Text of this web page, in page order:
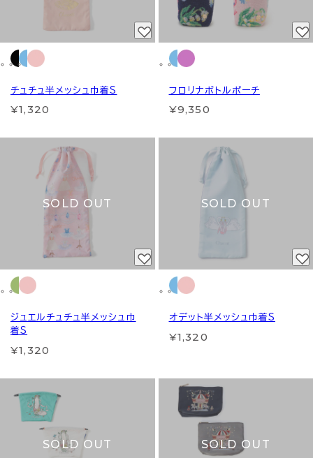
チュチュ半メッシュ巾着S
¥1,320
フロリナボトルポーチ
¥9,350
SOLD OUT
ジュエルチュチュ半メッシュ巾
着S
¥1,320
SOLD OUT
オデット半メッシュ巾着S
¥1,320
SOLD OUT SOLD OUT